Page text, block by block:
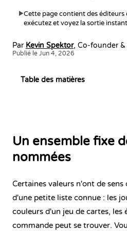
▶Cette page contient des éditeurs
exécutez et voyez la sortie
Par Kevin Spektor, Co-founder &
Publié le Jun 4, 2026
Un ensemble fixe
nommées
Certaines valeurs n'ont de
d'une petite liste connue : les
couleurs d'un jeu de cartes, les
commande peut se trouver.
Table des matières